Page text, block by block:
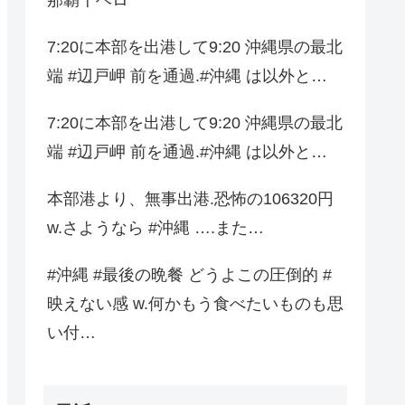
7:20に本部を出港して9:20 沖縄県の最北
端 #辺戸岬 前を通過.#沖縄 は以外と…
7:20に本部を出港して9:20 沖縄県の最北
端 #辺戸岬 前を通過.#沖縄 は以外と…
本部港より、無事出港.恐怖の106320円
w.さようなら #沖縄 ….また…
#沖縄 #最後の晩餐 どうよこの圧倒的 #
映えない感 w.何かもう食べたいものも思
い付…